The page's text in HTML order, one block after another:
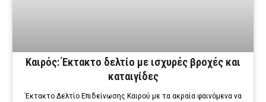
Καιρός: Έκτακτο δελτίο με ισχυρές βροχές και
καταιγίδες
Έκτακτο Δελτίο Επιδείνωσης Καιρού με τα ακραία φαινόμενα να